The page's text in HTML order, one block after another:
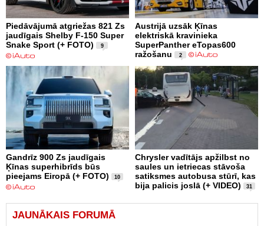
Piedāvājumā atgriežas 821 Zs
jaudīgais Shelby F-150 Super
Snake Sport (+ FOTO)
9
Austrijā uzsāk Ķīnas
elektriskā kravinieka
SuperPanther eTopas600
ražošanu
2
Gandrīz 900 Zs jaudīgais
Ķīnas superhibrīds būs
pieejams Eiropā (+ FOTO)
10
Chrysler vadītājs apžilbst no
saules un ietriecas stāvoša
satiksmes autobusa stūrī, kas
bija palicis joslā (+ VIDEO)
31
JAUNĀKAIS FORUMĀ